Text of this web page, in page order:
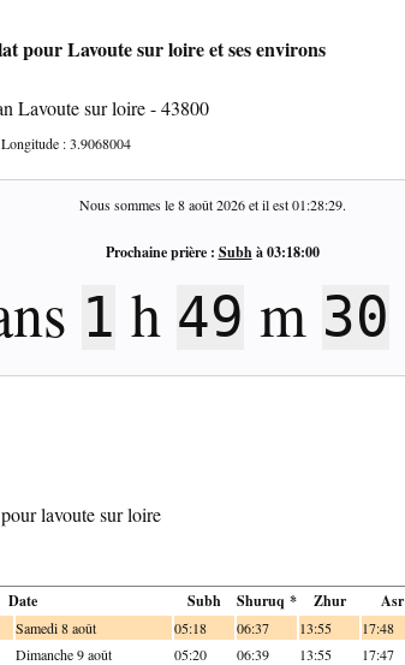
pour Lavoute sur loire et ses environs
Lavoute sur loire - 43800
:3.9068004
Nous sommes le8 août 2026et il est01:28:30.
Prochaine prière : Subhà03:18:00
1 h 49 m 29
lavoute sur loire
Date Subh Shuruq * Zhur Asr
Samedi 8 août 05:18 06:37 13:55 17:48
Dimanche 9 août 05:20 06:39 13:55 17:47